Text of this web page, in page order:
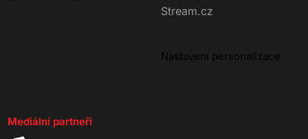
Stream.cz
Nastavení personalizace
Mediální partneři